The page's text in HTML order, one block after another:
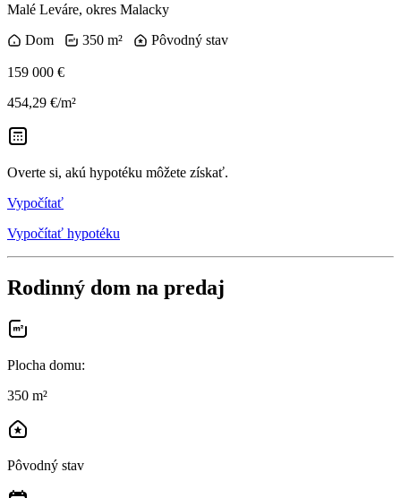
Malé Leváre, okres Malacky
Dom
350 m² Pôvodný stav
159 000 €
454,29 €/m²
Overte si, akú hypotéku môžete získať.
Vypočítať
Vypočítať hypotéku
Rodinný dom na predaj
Plocha domu:
350 m²
Pôvodný stav